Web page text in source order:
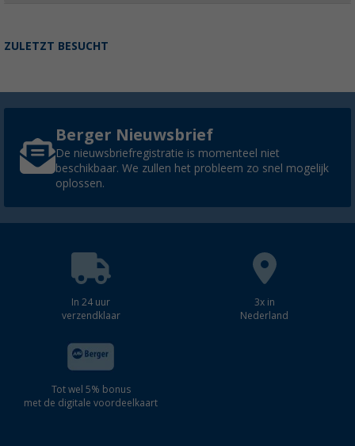
ZULETZT BESUCHT
Berger Nieuwsbrief
De nieuwsbriefregistratie is momenteel niet
beschikbaar. We zullen het probleem zo snel mogelijk
oplossen.
In 24 uur
verzendklaar
3x in
Nederland
Tot wel 5% bonus
met de digitale voordeelkaart